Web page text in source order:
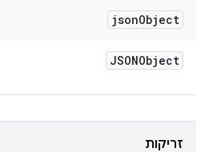
jsonObject
JSONObject
זריקות